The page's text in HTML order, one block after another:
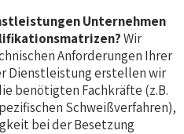
Unternehmen
Wir
Anforderungen Ihrer
Dienstleistung erstellen wir
benötigten Fachkräfte (z.B.
Schweißverfahren),
bei der Besetzung